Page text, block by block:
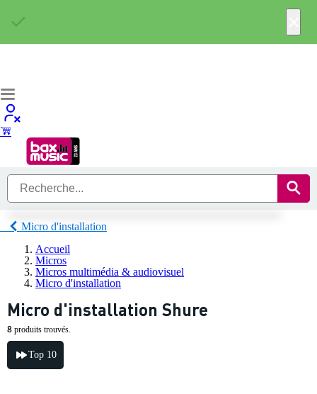
Micro d'installation
Accueil
Micros
Micros multimédia & audiovisuel
Micro d'installation
Micro d'installation Shure
8 produits trouvés.
Top 10